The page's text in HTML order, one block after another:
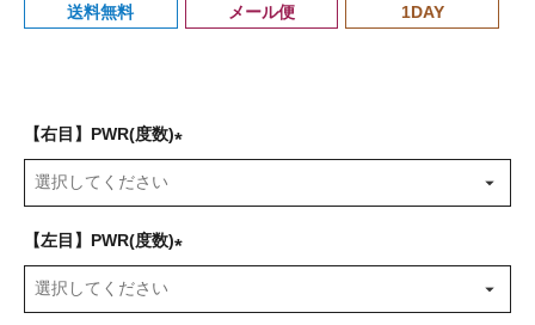
送料無料 メール便 1DAY
【右目】PWR(度数)
必
)
【左目】PWR(度数)
必